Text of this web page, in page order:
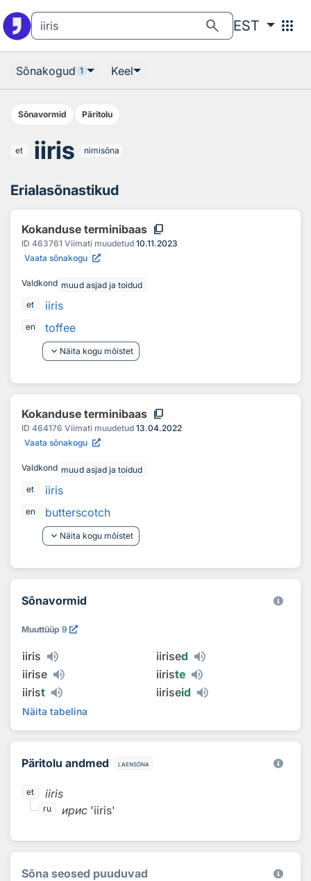
search EST apps
Sõnakogud 1 Keel
Sõnavormid Päritolu
et iiris nimisõna
Erialasõnastikud
Kokanduse terminibaas content_copy
ID 463761 Viimati muudetud 10.11.2023
Vaata sõnakogu
Valdkond muud asjad ja toidud
et
iiris
en
toffee
keyboard_arrow_down Näita kogu mõistet
Kokanduse terminibaas content_copy
ID 464176 Viimati muudetud 13.04.2022
Vaata sõnakogu
Valdkond muud asjad ja toidud
et
iiris
en
butterscotch
keyboard_arrow_down Näita kogu mõistet
Sõnavormid
Muuttüüp 9
iiris iirised
iirise
iiriste
iirist iiriseid
Näita tabelina
Päritolu andmed laensõna
et iiris
ru ирис 'iiris'
Sõna seosed puuduvad